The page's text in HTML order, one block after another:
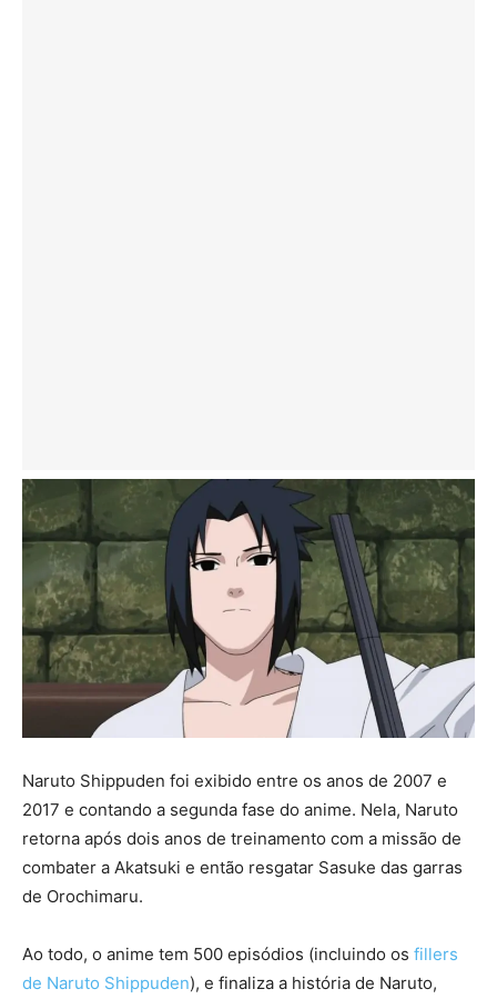
Naruto Shippuden foi exibido entre os anos de 2007 e
2017 e contando a segunda fase do anime. Nela, Naruto
retorna após dois anos de treinamento com a missão de
combater a Akatsuki e então resgatar Sasuke das garras
de Orochimaru.
Ao todo, o anime tem 500 episódios (incluindo os fillers
de Naruto Shippuden), e finaliza a história de Naruto,